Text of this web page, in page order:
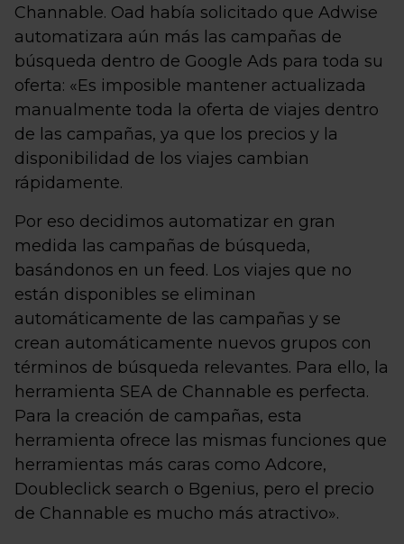
Channable. Oad había solicitado que Adwise
automatizara aún más las campañas de
búsqueda dentro de Google Ads para toda su
oferta: «Es imposible mantener actualizada
manualmente toda la oferta de viajes dentro
de las campañas, ya que los precios y la
disponibilidad de los viajes cambian
rápidamente.
Por eso decidimos automatizar en gran
medida las campañas de búsqueda,
basándonos en un feed. Los viajes que no
están disponibles se eliminan
automáticamente de las campañas y se
crean automáticamente nuevos grupos con
términos de búsqueda relevantes. Para ello, la
herramienta SEA de Channable es perfecta.
Para la creación de campañas, esta
herramienta ofrece las mismas funciones que
herramientas más caras como Adcore,
Doubleclick search o Bgenius, pero el precio
de Channable es mucho más atractivo».